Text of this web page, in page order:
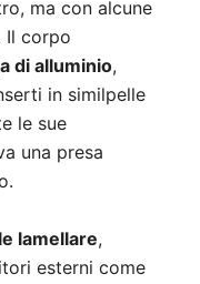
ma con alcune
Il corpo
di alluminio,
in similpelle
le sue
una presa
lamellare,
esterni come